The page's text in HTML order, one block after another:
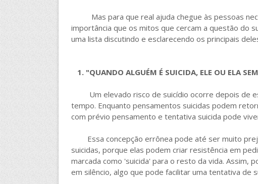
Mas para que real ajuda chegue às pessoas
importância que os mitos que cercam a questão do
uma lista discutindo e esclarecendo os principais
1. "QUANDO ALGUÉM É SUICIDA, ELE OU ELA
Um elevado risco de suicídio ocorre depois de
tempo. Enquanto pensamentos suicidas podem
com prévio pensamento e tentativa suicida pode
Essa concepção errônea pode até ser muito
suicidas, porque elas podem criar resistência em
marcada como 'suicida' para o resto da vida. Assim,
em silêncio, algo que pode facilitar uma tentativa de